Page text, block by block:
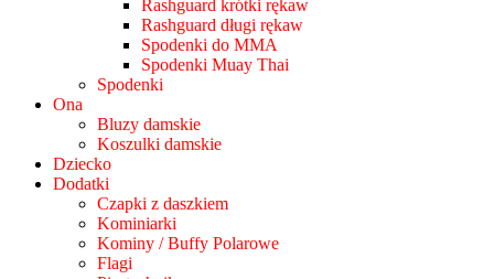
Rashguard krótki rękaw
Rashguard długi rękaw
Spodenki do MMA
Spodenki Muay Thai
Spodenki
Ona
Bluzy damskie
Koszulki damskie
Dziecko
Dodatki
Czapki z daszkiem
Kominiarki
Kominy / Buffy Polarowe
Flagi